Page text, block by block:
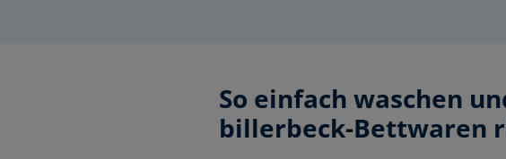
So einfach waschen
billerbeck-Bettwaren